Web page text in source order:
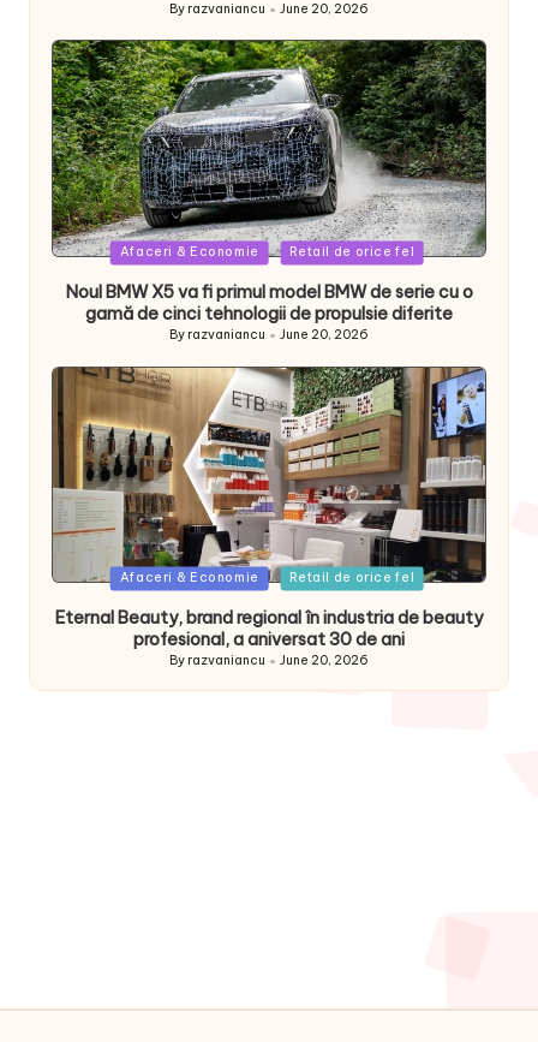
Posted
By razvaniancu June 20, 2026
Posted
Afaceri & Economie Retail de orice fel
Noul BMW X5 va fi primul model BMW de serie cu o
gamă de cinci tehnologii de propulsie diferite
Posted
By razvaniancu June 20, 2026
Posted
Afaceri & Economie Retail de orice fel
Eternal Beauty, brand regional în industria de beauty
profesional, a aniversat 30 de ani
Posted
By razvaniancu June 20, 2026